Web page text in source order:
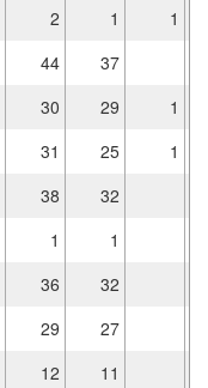
2 1
1
44
37
30 29
1
31 25
1
38
32
1
1
36
32
29
27
12 11